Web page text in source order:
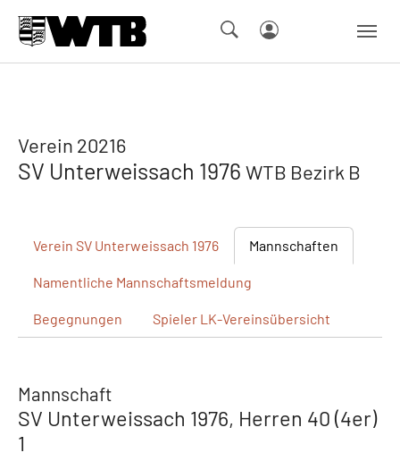
Verein 20216
SV Unterweissach 1976 WTB Bezirk B
Verein SV Unterweissach 1976 Mannschaften
Namentliche Mannschaftsmeldung
Begegnungen Spieler LK-Vereinsübersicht
Mannschaft
SV Unterweissach 1976, Herren 40 (4er)
1